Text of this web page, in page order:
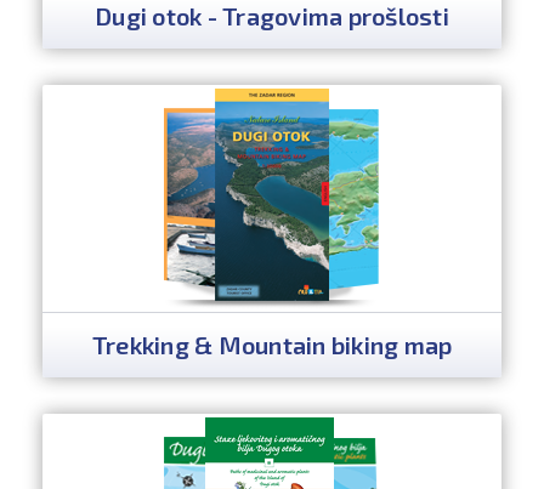
Dugi otok - Tragovima prošlosti
Trekking & Mountain biking map